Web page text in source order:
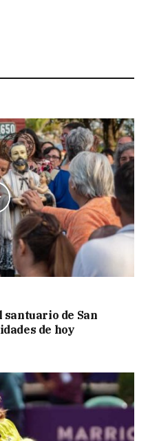
santuario de San
de hoy